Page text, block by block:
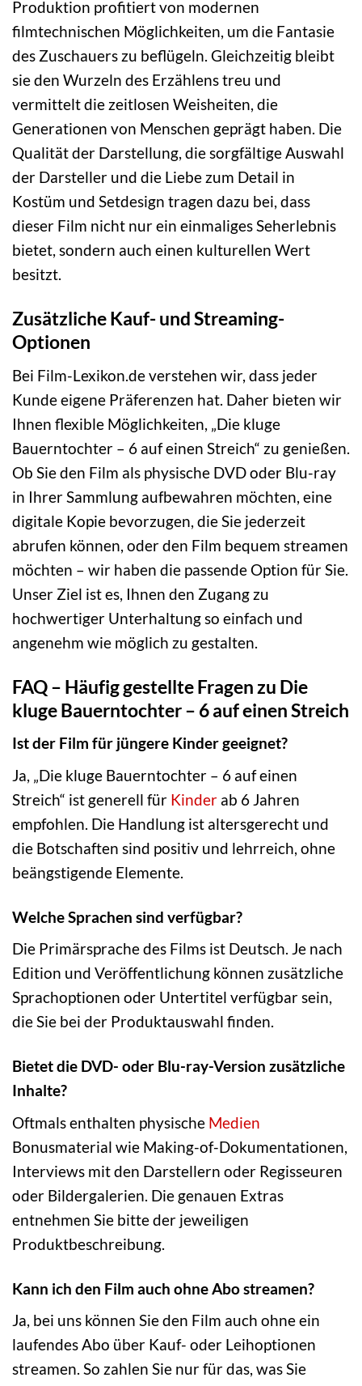
Produktion profitiert von modernen
filmtechnischen Möglichkeiten, um die Fantasie
des Zuschauers zu beflügeln. Gleichzeitig bleibt
sie den Wurzeln des Erzählens treu und
vermittelt die zeitlosen Weisheiten, die
Generationen von Menschen geprägt haben. Die
Qualität der Darstellung, die sorgfältige Auswahl
der Darsteller und die Liebe zum Detail in
Kostüm und Setdesign tragen dazu bei, dass
dieser Film nicht nur ein einmaliges Seherlebnis
bietet, sondern auch einen kulturellen Wert
besitzt.
Zusätzliche Kauf- und Streaming-
Optionen
Bei Film-Lexikon.de verstehen wir, dass jeder
Kunde eigene Präferenzen hat. Daher bieten wir
Ihnen flexible Möglichkeiten, „Die kluge
Bauerntochter – 6 auf einen Streich“ zu genießen.
Ob Sie den Film als physische DVD oder Blu-ray
in Ihrer Sammlung aufbewahren möchten, eine
digitale Kopie bevorzugen, die Sie jederzeit
abrufen können, oder den Film bequem streamen
möchten – wir haben die passende Option für Sie.
Unser Ziel ist es, Ihnen den Zugang zu
hochwertiger Unterhaltung so einfach und
angenehm wie möglich zu gestalten.
FAQ – Häufig gestellte Fragen zu Die
kluge Bauerntochter – 6 auf einen Streich
Ist der Film für jüngere Kinder geeignet?
Ja, „Die kluge Bauerntochter – 6 auf einen
Streich“ ist generell für Kinder ab 6 Jahren
empfohlen. Die Handlung ist altersgerecht und
die Botschaften sind positiv und lehrreich, ohne
beängstigende Elemente.
Welche Sprachen sind verfügbar?
Die Primärsprache des Films ist Deutsch. Je nach
Edition und Veröffentlichung können zusätzliche
Sprachoptionen oder Untertitel verfügbar sein,
die Sie bei der Produktauswahl finden.
Bietet die DVD- oder Blu-ray-Version zusätzliche
Inhalte?
Oftmals enthalten physische Medien
Bonusmaterial wie Making-of-Dokumentationen,
Interviews mit den Darstellern oder Regisseuren
oder Bildergalerien. Die genauen Extras
entnehmen Sie bitte der jeweiligen
Produktbeschreibung.
Kann ich den Film auch ohne Abo streamen?
Ja, bei uns können Sie den Film auch ohne ein
laufendes Abo über Kauf- oder Leihoptionen
streamen. So zahlen Sie nur für das, was Sie